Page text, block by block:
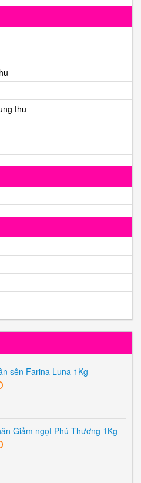
thu
sên Farina Luna 1Kg
Giảm ngọt Phú Thương 1Kg